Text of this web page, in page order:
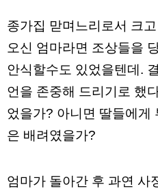
종가집 맏며느리로서 크
오신 엄마라면 조상들을
안식할수도 있었을텐데.
언을 존중해 드리기로 했
었을가? 아니면 딸들에게
은 배려였을가?
엄마가 돌아간 후 과연 사